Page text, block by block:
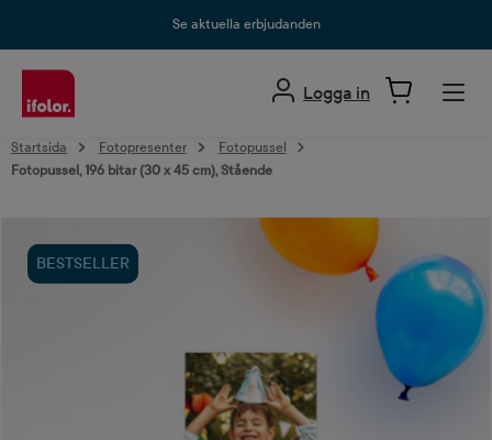
Se aktuella erbjudanden
Logga in
Startsida Fotopresenter
Fotopussel
Fotopussel, 196 bitar (30 x 45 cm), Stående
BESTSELLER